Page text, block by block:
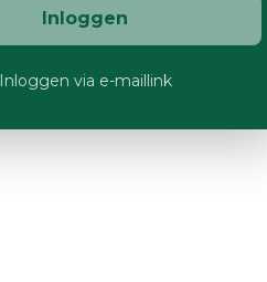
Inloggen
Inloggen via e-maillink